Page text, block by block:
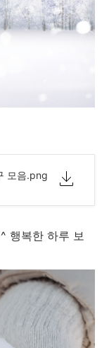
모음.png
행복한 하루 보